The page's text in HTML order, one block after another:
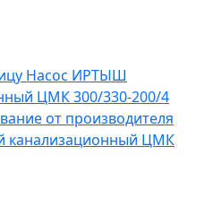
канализационный ЦМК